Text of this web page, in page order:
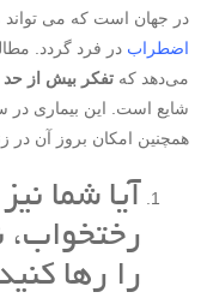
در جهان است که می تواند
اضطراب در فرد گردد.
می‌دهد که تفکر بیش از حد
همچنین امکان بروز آن در
آیا شما
رختخواب،
را رها